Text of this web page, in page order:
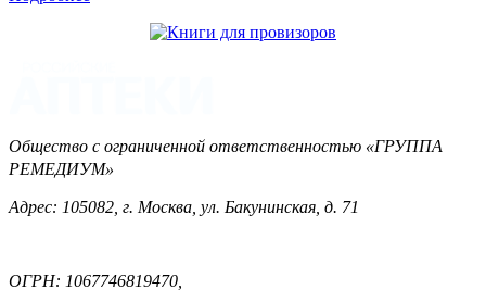
Общество с ограниченной ответственностью «ГРУППА
РЕМЕДИУМ»
Адрес: 105082, г. Москва, ул. Бакунинская, д. 71
ОГРН: 1067746819470,